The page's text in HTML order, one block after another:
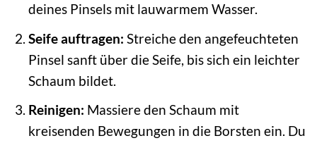
deines Pinsels mit lauwarmem Wasser.
Seife auftragen: Streiche den angefeuchteten
Pinsel sanft über die Seife, bis sich ein leichter
Schaum bildet.
Reinigen: Massiere den Schaum mit
kreisenden Bewegungen in die Borsten ein. Du